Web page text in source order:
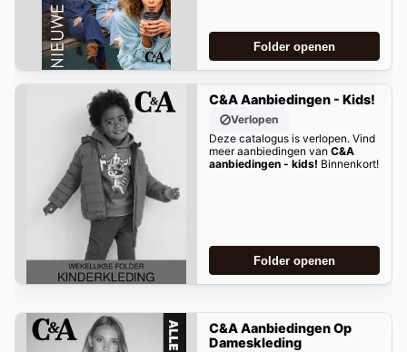
Folder openen
C&A Aanbiedingen - Kids!
Verlopen
Deze catalogus is verlopen. Vind
meer aanbiedingen van C&A
aanbiedingen - kids! Binnenkort!
Folder openen
C&A Aanbiedingen Op
Dameskleding